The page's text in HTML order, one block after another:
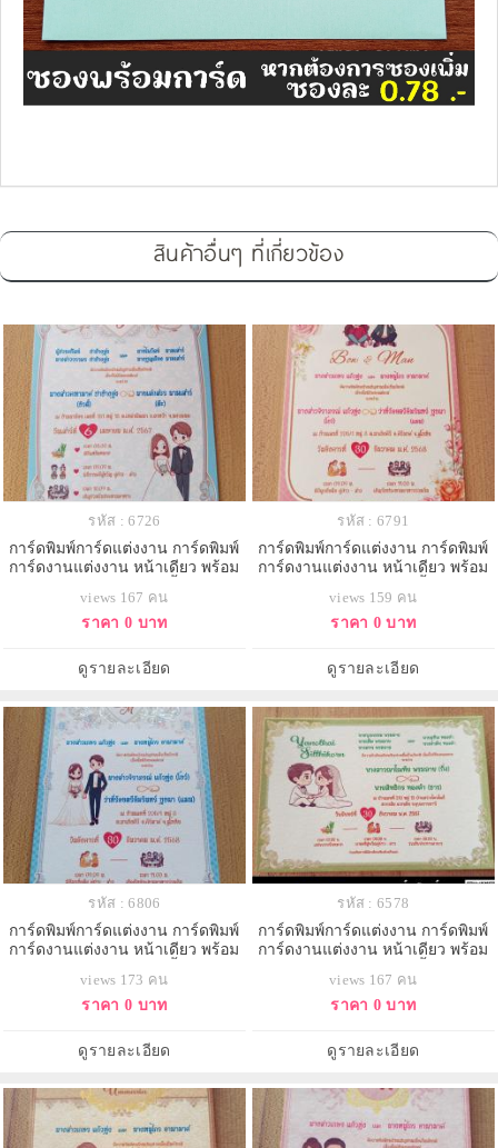
สินค้าอื่นๆ ที่เกี่ยวข้อง
รหัส : 6726
การ์ดพิมพ์การ์ดแต่งงาน การ์ดพิมพ์
การ์ดงานแต่งงาน หน้าเดียว พร้อม
views 167 คน
ราคา 0 บาท
ดูรายละเอียด
รหัส : 6791
การ์ดพิมพ์การ์ดแต่งงาน การ์ดพิมพ์
การ์ดงานแต่งงาน หน้าเดียว พร้อม
views 159 คน
ราคา 0 บาท
ดูรายละเอียด
รหัส : 6806
การ์ดพิมพ์การ์ดแต่งงาน การ์ดพิมพ์
การ์ดงานแต่งงาน หน้าเดียว พร้อม
views 173 คน
ราคา 0 บาท
ดูรายละเอียด
รหัส : 6578
การ์ดพิมพ์การ์ดแต่งงาน การ์ดพิมพ์
การ์ดงานแต่งงาน หน้าเดียว พร้อม
views 167 คน
ราคา 0 บาท
ดูรายละเอียด